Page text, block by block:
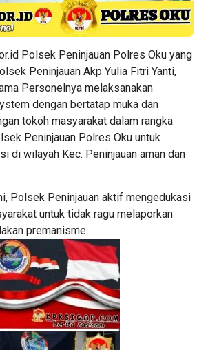
Polsek Peninjauan Polres Oku yang
Peninjauan Akp Yulia Fitri Yanti,
Personelnya melaksanakan
dengan bertatap muka dan
tokoh masyarakat dalam rangka
Peninjauan Polres Oku untuk
di wilayah Kec. Peninjauan aman dan
Polsek Peninjauan aktif mengedukasi
untuk tidak ragu melaporkan
premanisme.